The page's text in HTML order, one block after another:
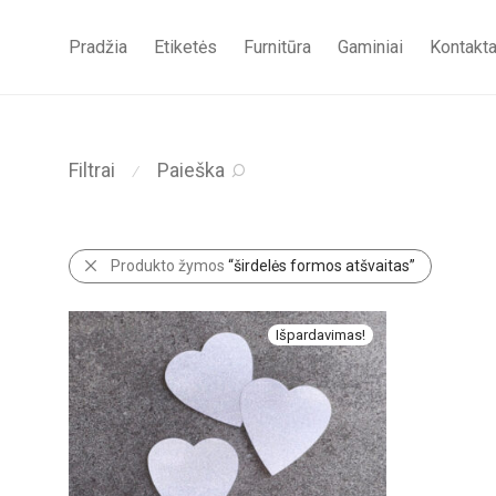
Pradžia Etiketės Furnitūra Gaminiai
Filtrai ⁄ Paieška
Produkto žymos “širdelės formos atšvaitas”
Išpardavimas!